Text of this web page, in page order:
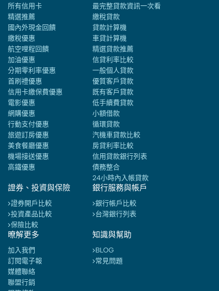
所有信用卡
精選推薦
國內外現金回饋
繳稅優惠
航空哩程回饋
加油優惠
分期零利率優惠
首刷禮優惠
信用卡繳保費優惠
電影優惠
網購優惠
行動支付優惠
旅遊訂房優惠
美食餐廳優惠
機場接送優惠
高鐵優惠
最完整貸款資訊一次看
繳稅貸款
貸款計算機
車貸計算機
精選貸款推薦
信貸利率比較
一般個人貸款
優質客戶貸款
既有客戶貸款
低手續費貸款
小額借款
循環貸款
汽機車貸款比較
房貸利率比較
信用貸款銀行列表
債務整合
24小時內入帳貸款
證券、投資與保險
證券開戶比較
投資產品比較
保險比較
銀行服務與帳戶
銀行帳戶比較
台灣銀行列表
暸解更多
加入我們
訂閱電子報
媒體聯絡
聯盟行銷
知識與幫助
BLOG
常見問題